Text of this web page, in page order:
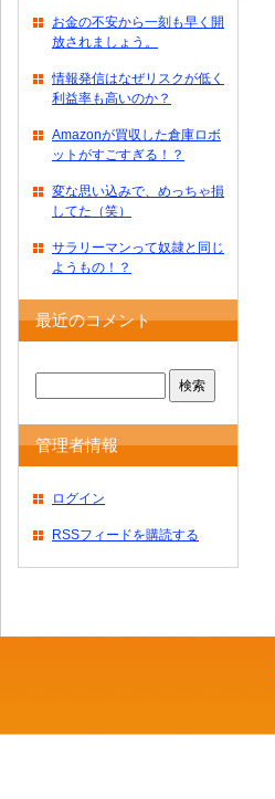
お金の不安から一刻も早く開
放されましょう。
情報発信はなぜリスクが低く
利益率も高いのか？
Amazonが買収した倉庫ロボ
ットがすごすぎる！？
変な思い込みで、めっちゃ損
してた（笑）
サラリーマンって奴隷と同じ
ようもの！？
最近のコメント
管理者情報
ログイン
RSSフィードを購読する